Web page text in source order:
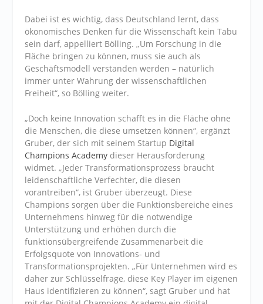
Dabei ist es wichtig, dass Deutschland lernt, dass
ökonomisches Denken für die Wissenschaft kein Tabu
sein darf, appelliert Bölling. „Um Forschung in die
Fläche bringen zu können, muss sie auch als
Geschäftsmodell verstanden werden – natürlich
immer unter Wahrung der wissenschaftlichen
Freiheit“, so Bölling weiter.
„Doch keine Innovation schafft es in die Fläche ohne
die Menschen, die diese umsetzen können“, ergänzt
Gruber, der sich mit seinem Startup Digital
Champions Academy dieser Herausforderung
widmet. „Jeder Transformationsprozess braucht
leidenschaftliche Verfechter, die diesen
vorantreiben“, ist Gruber überzeugt. Diese
Champions sorgen über die Funktionsbereiche eines
Unternehmens hinweg für die notwendige
Unterstützung und erhöhen durch die
funktionsübergreifende Zusammenarbeit die
Erfolgsquote von Innovations- und
Transformationsprojekten. „Für Unternehmen wird es
daher zur Schlüsselfrage, diese Key Player im eigenen
Haus identifizieren zu können“, sagt Gruber und hat